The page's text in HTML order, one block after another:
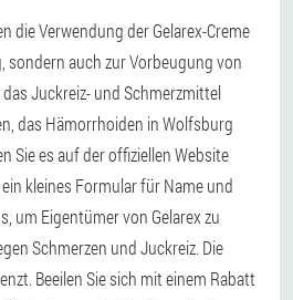
die Verwendung der Gelarex-Creme
sondern auch zur Vorbeugung von
Juckreiz- und Schmerzmittel
das Hämorrhoiden in Wolfsburg
Sie es auf der offiziellen Website
kleines Formular für Name und
um Eigentümer von Gelarex zu
Schmerzen und Juckreiz. Die
Beeilen Sie sich mit einem Rabatt